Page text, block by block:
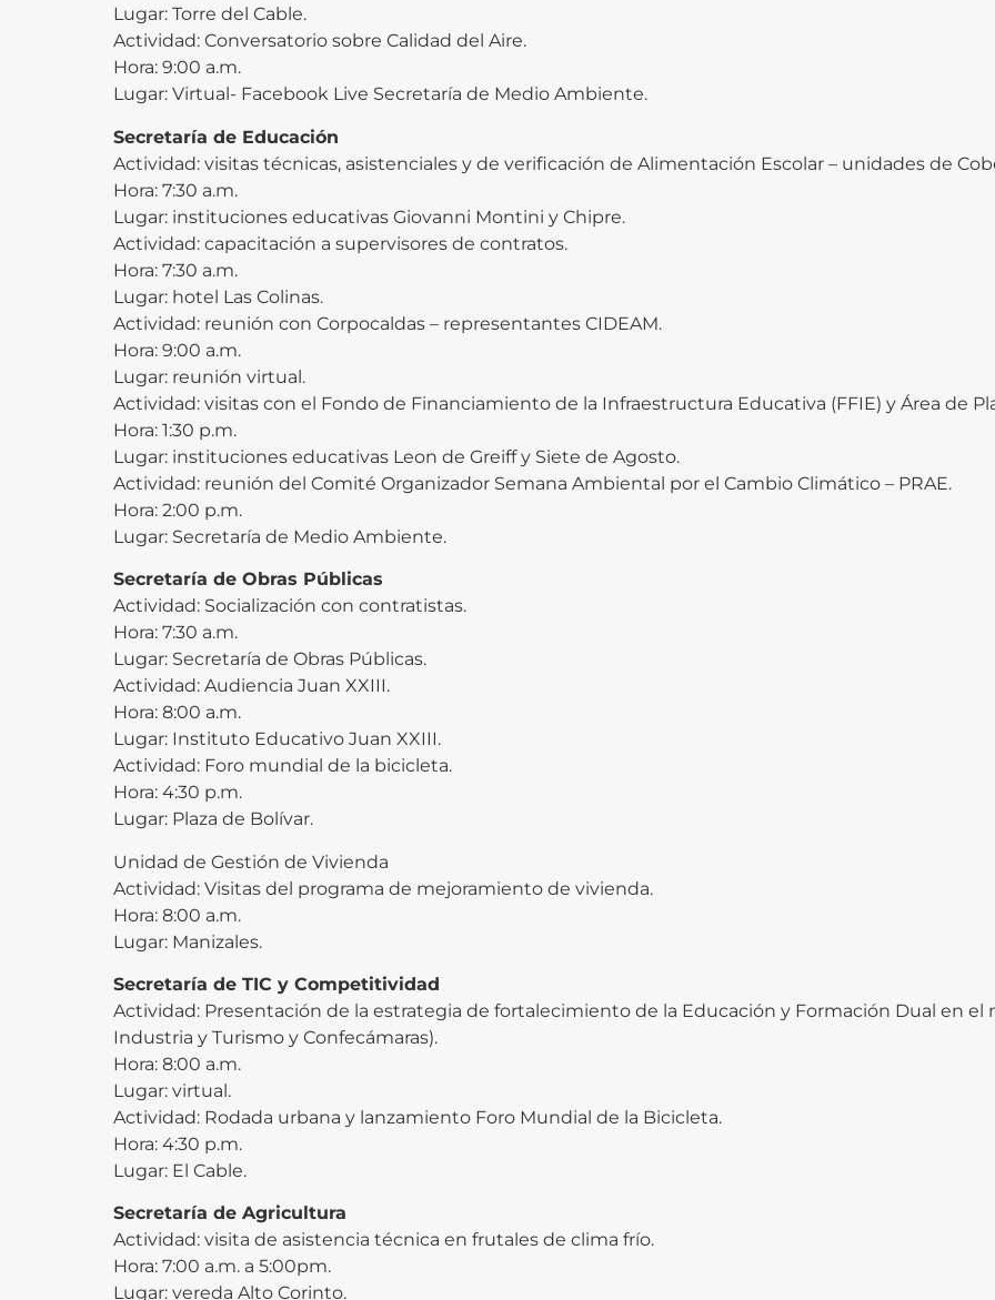
Lugar: Torre del Cable.
Actividad: Conversatorio sobre Calidad del Aire.
Hora: 9:00 a.m.
Lugar: Virtual- Facebook Live Secretaría de Medio Ambiente.
Secretaría de Educación
Actividad: visitas técnicas, asistenciales y de verificación de Alimentación Escolar – unidades de
Hora: 7:30 a.m.
Lugar: instituciones educativas Giovanni Montini y Chipre.
Actividad: capacitación a supervisores de contratos.
Hora: 7:30 a.m.
Lugar: hotel Las Colinas.
Actividad: reunión con Corpocaldas – representantes CIDEAM.
Hora: 9:00 a.m.
Lugar: reunión virtual.
Actividad: visitas con el Fondo de Financiamiento de la Infraestructura Educativa (FFIE) y Área de
Hora: 1:30 p.m.
Lugar: instituciones educativas Leon de Greiff y Siete de Agosto.
Actividad: reunión del Comité Organizador Semana Ambiental por el Cambio Climático – PRAE.
Hora: 2:00 p.m.
Lugar: Secretaría de Medio Ambiente.
Secretaría de Obras Públicas
Actividad: Socialización con contratistas.
Hora: 7:30 a.m.
Lugar: Secretaría de Obras Públicas.
Actividad: Audiencia Juan XXIII.
Hora: 8:00 a.m.
Lugar: Instituto Educativo Juan XXIII.
Actividad: Foro mundial de la bicicleta.
Hora: 4:30 p.m.
Lugar: Plaza de Bolívar.
Unidad de Gestión de Vivienda
Actividad: Visitas del programa de mejoramiento de vivienda.
Hora: 8:00 a.m.
Lugar: Manizales.
Secretaría de TIC y Competitividad
Actividad: Presentación de la estrategia de fortalecimiento de la Educación y Formación Dual en el
Industria y Turismo y Confecámaras).
Hora: 8:00 a.m.
Lugar: virtual.
Actividad: Rodada urbana y lanzamiento Foro Mundial de la Bicicleta.
Hora: 4:30 p.m.
Lugar: El Cable.
Secretaría de Agricultura
Actividad: visita de asistencia técnica en frutales de clima frío.
Hora: 7:00 a.m. a 5:00pm.
Lugar: vereda Alto Corinto.